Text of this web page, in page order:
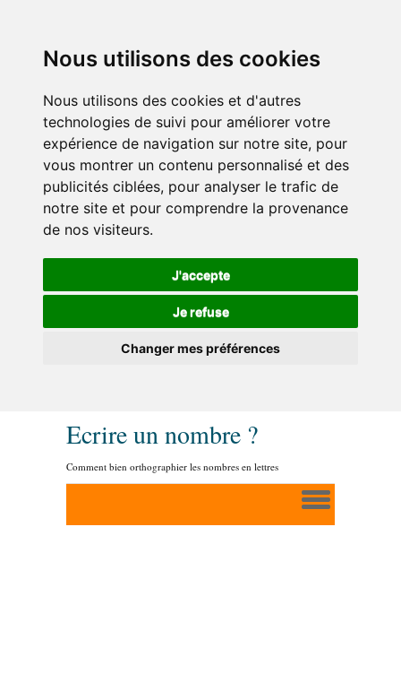
Nous utilisons des cookies
Nous utilisons des cookies et d'autres
technologies de suivi pour améliorer votre
expérience de navigation sur notre site, pour
vous montrer un contenu personnalisé et des
publicités ciblées, pour analyser le trafic de
notre site et pour comprendre la provenance
de nos visiteurs.
J'accepte
Je refuse
Changer mes préférences
Ecrire un nombre ?
Comment bien orthographier les nombres en lettres